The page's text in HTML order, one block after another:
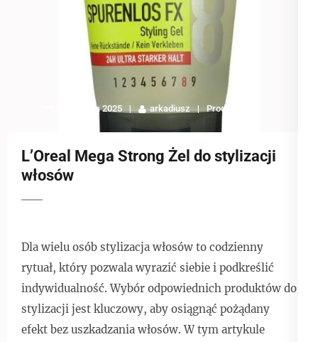
27 sierpnia 2025 arkadiusz Produkty
L’Oreal Mega Strong Żel do stylizacji
włosów
Dla wielu osób stylizacja włosów to codzienny
rytuał, który pozwala wyrazić siebie i podkreślić
indywidualność. Wybór odpowiednich produktów do
stylizacji jest kluczowy, aby osiągnąć pożądany
efekt bez uszkadzania włosów. W tym artykule